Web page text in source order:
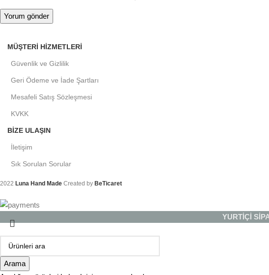
MÜŞTERI HIZMETLERI
Güvenlik ve Gizlilik
Geri Ödeme ve İade Şartları
Mesafeli Satış Sözleşmesi
KVKK
BIZE ULAŞIN
İletişim
Sık Sorulan Sorular
2022 Luna Hand Made Created by BeTicaret
Arama
YURTİÇİ